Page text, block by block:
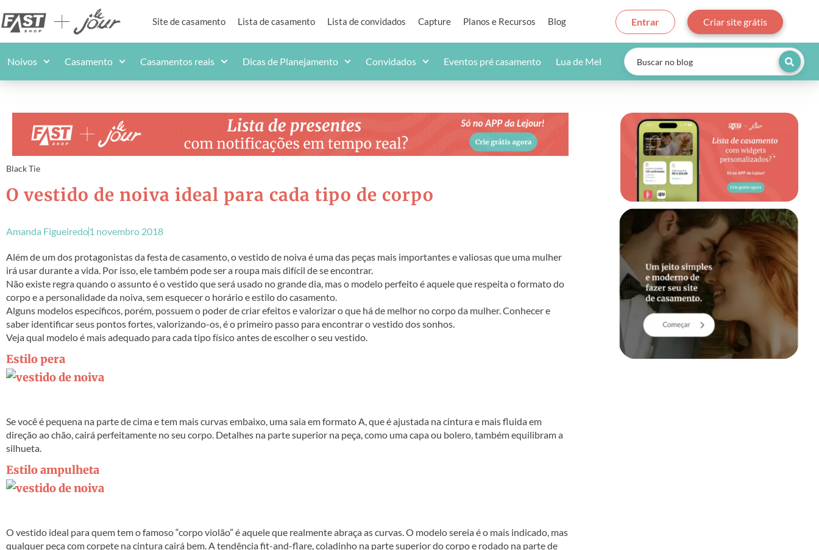
Site de casamento Lista de casamento Lista de convidados Capture Planos e Recursos Blog Entrar Criar site grátis
Noivos Casamento Casamentos reais Dicas de Planejamento Convidados Eventos pré casamento Lua de Mel
Black Tie
O vestido de noiva ideal para cada tipo de corpo
Amanda Figueiredo1 novembro 2018
Além de um dos protagonistas da festa de casamento, o vestido de noiva é uma das peças mais importantes e valiosas que uma mulher
irá usar durante a vida. Por isso, ele também pode ser a roupa mais difícil de se encontrar.
Não existe regra quando o assunto é o vestido que será usado no grande dia, mas o modelo perfeito é aquele que respeita o formato do
corpo e a personalidade da noiva, sem esquecer o horário e estilo do casamento.
Alguns modelos específicos, porém, possuem o poder de criar efeitos e valorizar o que há de melhor no corpo da mulher. Conhecer e
saber identificar seus pontos fortes, valorizando-os, é o primeiro passo para encontrar o vestido dos sonhos.
Veja qual modelo é mais adequado para cada tipo físico antes de escolher o seu vestido.
Estilo pera
Se você é pequena na parte de cima e tem mais curvas embaixo, uma saia em formato A, que é ajustada na cintura e mais fluida em
direção ao chão, cairá perfeitamente no seu corpo. Detalhes na parte superior na peça, como uma capa ou bolero, também equilibram a
silhueta.
Estilo ampulheta
O vestido ideal para quem tem o famoso “corpo violão” é aquele que realmente abraça as curvas. O modelo sereia é o mais indicado, mas
qualquer peça com corpete na cintura cairá bem. A tendência fit-and-flare, coladinho na parte superior do corpo e rodado na parte de